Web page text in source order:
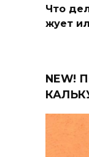
Что
жует
NEW!